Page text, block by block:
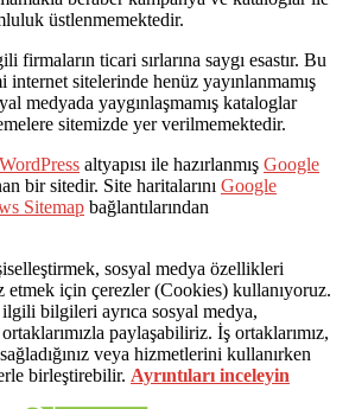
üstlenmemektedir.
firmaların ticari sırlarına saygı esastır. Bu
internet sitelerinde henüz yayınlanmamış
medyada yaygınlaşmamış kataloglar
sitemizde yer verilmemektedir.
WordPress altyapısı ile hazırlanmış Google
bir sitedir. Site haritalarını Google
Sitemap bağlantılarından
sosyal medya özellikleri
etmek için çerezler (Cookies) kullanıyoruz.
ilgili bilgileri ayrıca sosyal medya,
paylaşabiliriz. İş ortaklarımız,
veya hizmetlerini kullanırken
birleştirebilir. Ayrıntıları inceleyin